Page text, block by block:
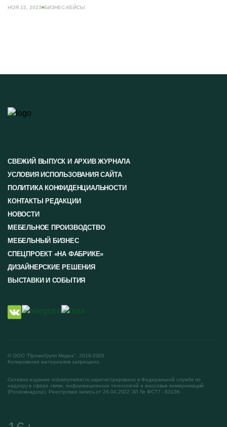
НОЯ 15, 2023 БИЗНЕС-КЕЙСЫ
© ООО "ПромоГрупп Медиа", 2016-2026
Копирование материалов запрещено.
СВЕЖИЙ ВЫПУСК И АРХИВ ЖУРНАЛА
УСЛОВИЯ ИСПОЛЬЗОВАНИЯ САЙТА
ПОЛИТИКА КОНФИДЕНЦИАЛЬНОСТИ
КОНТАКТЫ РЕДАКЦИИ
НОВОСТИ
МЕБЕЛЬНОЕ ПРОИЗВОДСТВО
МЕБЕЛЬНЫЙ БИЗНЕС
СПЕЦПРОЕКТ «НА ФАБРИКЕ»
ДИЗАЙНЕРСКИЕ РЕШЕНИЯ
ВЫСТАВКИ И СОБЫТИЯ
Сетевое издание industrymebel.ru зарегистрировано в Федеральной службе по
надзору в сфере связи, информационных технологий и массовых коммуникаций
(Роскомнадзор). Реестровая запись от 26.04.2022 ЭЛ № ФС77 - 83136.